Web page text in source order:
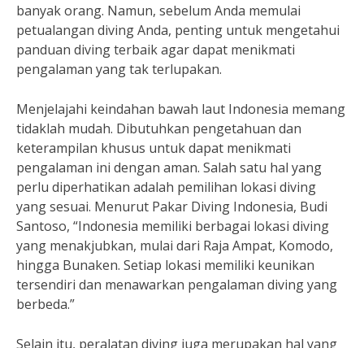
banyak orang. Namun, sebelum Anda memulai
petualangan diving Anda, penting untuk mengetahui
panduan diving terbaik agar dapat menikmati
pengalaman yang tak terlupakan.
Menjelajahi keindahan bawah laut Indonesia memang
tidaklah mudah. Dibutuhkan pengetahuan dan
keterampilan khusus untuk dapat menikmati
pengalaman ini dengan aman. Salah satu hal yang
perlu diperhatikan adalah pemilihan lokasi diving
yang sesuai. Menurut Pakar Diving Indonesia, Budi
Santoso, “Indonesia memiliki berbagai lokasi diving
yang menakjubkan, mulai dari Raja Ampat, Komodo,
hingga Bunaken. Setiap lokasi memiliki keunikan
tersendiri dan menawarkan pengalaman diving yang
berbeda.”
Selain itu, peralatan diving juga merupakan hal yang